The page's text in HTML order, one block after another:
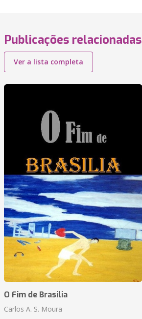
Publicações relacionadas
Ver a lista completa
O Fim de Brasilia
Carlos A. S. Moura